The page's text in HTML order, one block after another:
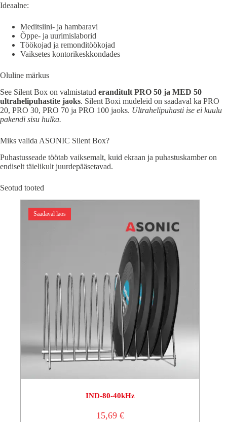
Ideaalne:
Meditsiini- ja hambaravi
Õppe- ja uurimislaborid
Töökojad ja remonditöökojad
Vaiksetes kontorikeskkondades
Oluline märkus
See Silent Box on valmistatud eranditult PRO 50 ja MED 50
ultrahelipuhastite jaoks. Silent Boxi mudeleid on saadaval ka PRO
20, PRO 30, PRO 70 ja PRO 100 jaoks. Ultrahelipuhasti ise ei kuulu
pakendi sisu hulka.
Miks valida ASONIC Silent Box?
Puhastusseade töötab vaiksemalt, kuid ekraan ja puhastuskamber on
endiselt täielikult juurdepääsetavad.
Seotud tooted
Saadaval laos
IND-80-40kHz
15,69 €